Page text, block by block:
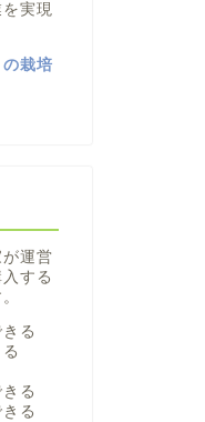
実現
栽培
運営
する
る
る
る